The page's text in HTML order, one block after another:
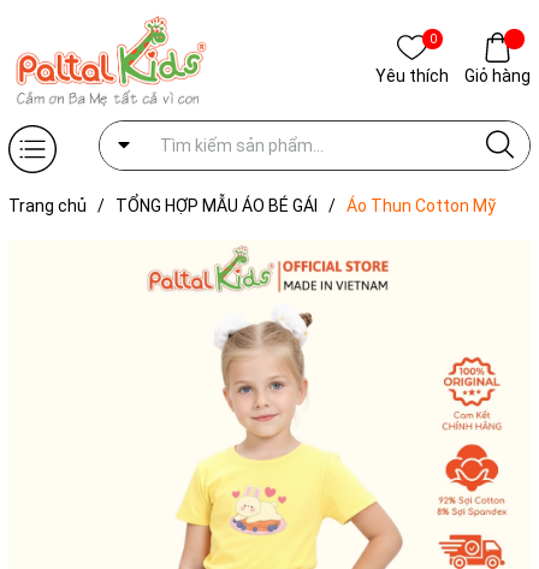
0
Yêu thích Giỏ hàng
Trang chủ / TỔNG HỢP MẪU ÁO BÉ GÁI / Áo Thun Cotton Mỹ